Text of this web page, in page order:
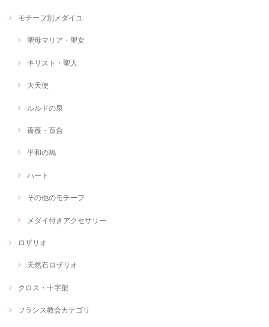
モチーフ別メダイユ
聖母マリア・聖女
キリスト・聖人
大天使
ルルドの泉
薔薇・百合
平和の鳩
ハート
その他のモチーフ
メダイ付きアクセサリー
ロザリオ
天然石ロザリオ
クロス・十字架
フランス教会カテゴリ